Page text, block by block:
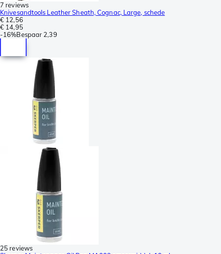
7 reviews
Knivesandtools Leather Sheath, Cognac, Large, schede
€ 12,56
€ 14,95
-16%Bespaar 2,39
25 reviews